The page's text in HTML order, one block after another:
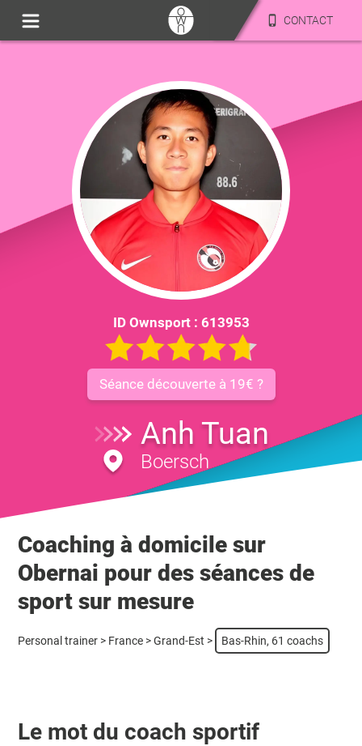
CONTACT
ID Ownsport : 613953
Séance découverte à 19€ ?
Anh Tuan
Boersch
Coaching à domicile sur
Obernai pour des séances de
sport sur mesure
Personal trainer > France > Grand-Est > Bas-Rhin, 61 coachs
Le mot du coach sportif